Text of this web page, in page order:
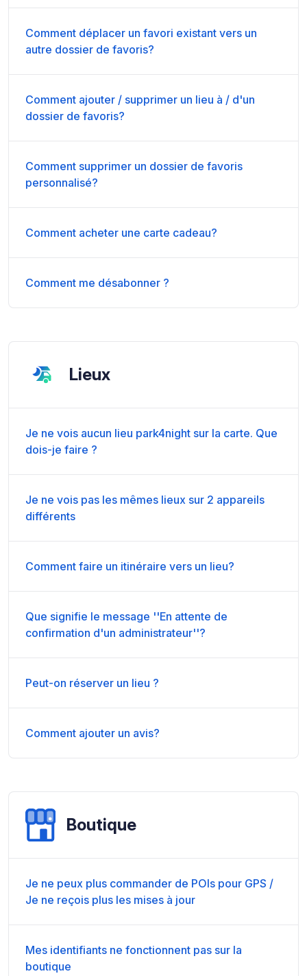
Comment déplacer un favori existant vers un
autre dossier de favoris?
Comment ajouter / supprimer un lieu à / d'un
dossier de favoris?
Comment supprimer un dossier de favoris
personnalisé?
Comment acheter une carte cadeau?
Comment me désabonner ?
Lieux
Je ne vois aucun lieu park4night sur la carte. Que
dois-je faire ?
Je ne vois pas les mêmes lieux sur 2 appareils
différents
Comment faire un itinéraire vers un lieu?
Que signifie le message ''En attente de
confirmation d'un administrateur''?
Peut-on réserver un lieu ?
Comment ajouter un avis?
Boutique
Je ne peux plus commander de POIs pour GPS /
Je ne reçois plus les mises à jour
Mes identifiants ne fonctionnent pas sur la
boutique